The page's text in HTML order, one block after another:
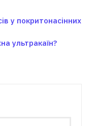
у покритонасінних
ультракаїн?